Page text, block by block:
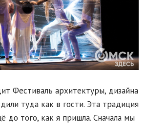
Фестиваль архитектуры, дизайна
туда как в гости. Эта традиция
до того, как я пришла. Сначала мы